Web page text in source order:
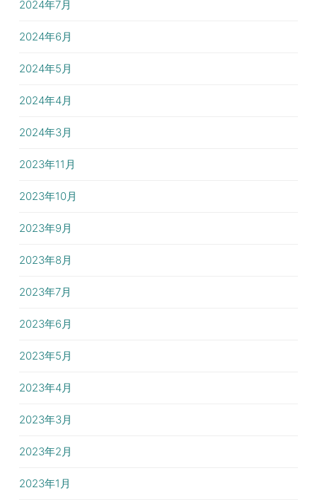
2024年7月
2024年6月
2024年5月
2024年4月
2024年3月
2023年11月
2023年10月
2023年9月
2023年8月
2023年7月
2023年6月
2023年5月
2023年4月
2023年3月
2023年2月
2023年1月